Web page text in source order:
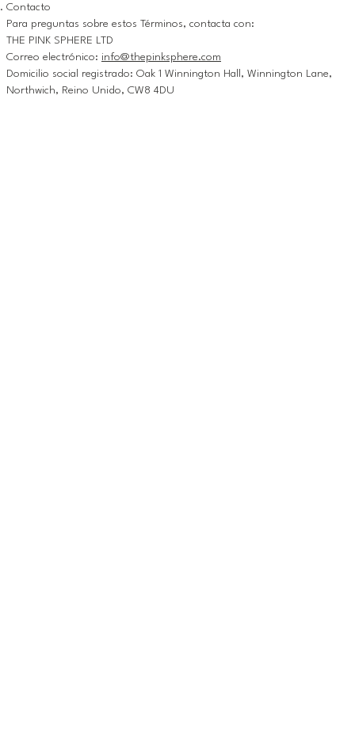
Contacto
Para preguntas sobre estos Términos, contacta con:
THE PINK SPHERE LTD
Correo electrónico: info@thepinksphere.com
Domicilio social registrado: Oak 1 Winnington Hall, Winnington Lane,
Northwich, Reino Unido, CW8 4DU